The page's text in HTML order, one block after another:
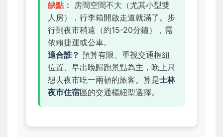
缺點：
房間空間不大（尤其小型雙
人房），行李箱開啟走道就滿了。步
行到夜市稍遠（約15-20分鐘），需
依賴捷運或公車。
適合誰？ 預算有限、重視交通樞紐
位置、早出晚歸跑景點為主，晚上只
想去夜市吃一兩頓的旅客。算是士林
夜市住宿區的交通樞紐型選擇。